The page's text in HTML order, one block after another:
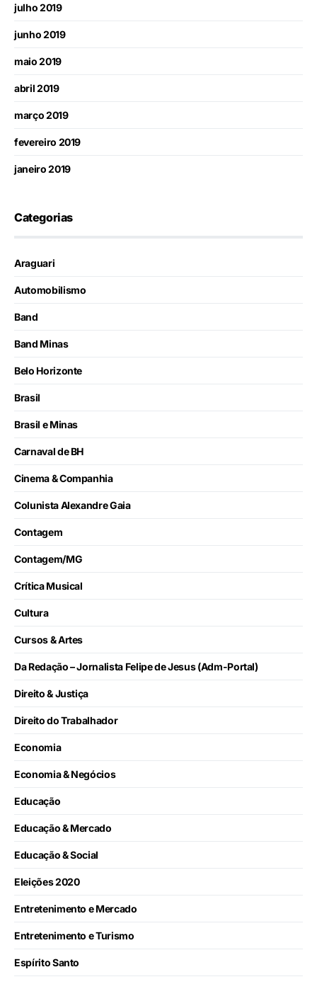
julho 2019
junho 2019
maio 2019
abril 2019
março 2019
fevereiro 2019
janeiro 2019
Categorias
Araguari
Automobilismo
Band
Band Minas
Belo Horizonte
Brasil
Brasil e Minas
Carnaval de BH
Cinema & Companhia
Colunista Alexandre Gaia
Contagem
Contagem/MG
Crítica Musical
Cultura
Cursos & Artes
Da Redação – Jornalista Felipe de Jesus (Adm-Portal)
Direito & Justiça
Direito do Trabalhador
Economia
Economia & Negócios
Educação
Educação & Mercado
Educação & Social
Eleições 2020
Entretenimento e Mercado
Entretenimento e Turismo
Espírito Santo